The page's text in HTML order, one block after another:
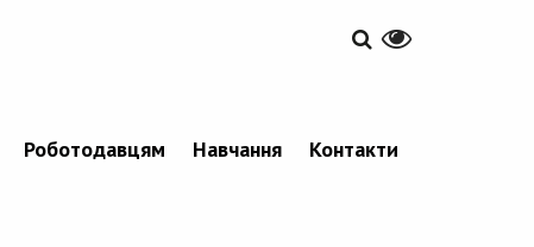
Роботодавцям Навчання Контакти